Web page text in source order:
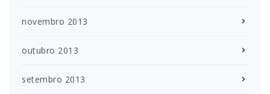
novembro 2013
outubro 2013
setembro 2013